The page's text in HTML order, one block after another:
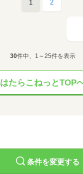
1 2
30件中、1～25件を表示
はたらこねっとTOP
条件を変更する